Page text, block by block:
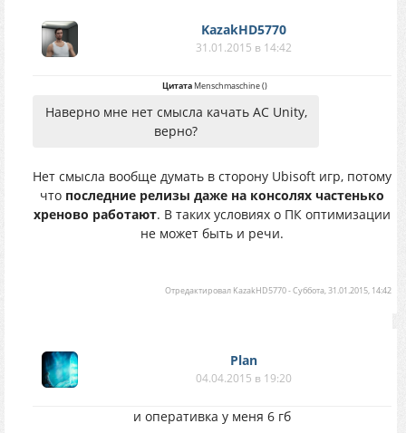
KazakHD5770
31.01.2015 в 14:42
ЦитатаMenschmaschine()
Наверно мне нет смысла качать AC Unity,
верно?
Нет смысла вообще думать в сторону Ubisoft игр, потому
что последние релизы даже на консолях частенько
хреново работают. В таких условиях о ПК оптимизации
не может быть и речи.
Отредактировал KazakHD5770-Суббота, 31.01.2015, 14:42
Plan
04.04.2015 в 19:20
и оперативка у меня 6 гб